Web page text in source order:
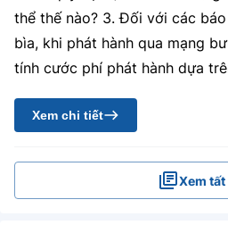
thể thế nào? 3. Đối với các
bìa, khi phát hành qua mạng
tính cước phí phát hành dựa
Xem chi tiết
Xem tất